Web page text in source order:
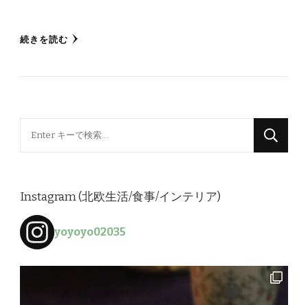
続きを読む
し
で
す
Instagram (北欧生活/食事/インテリア)
yoyoyo02035